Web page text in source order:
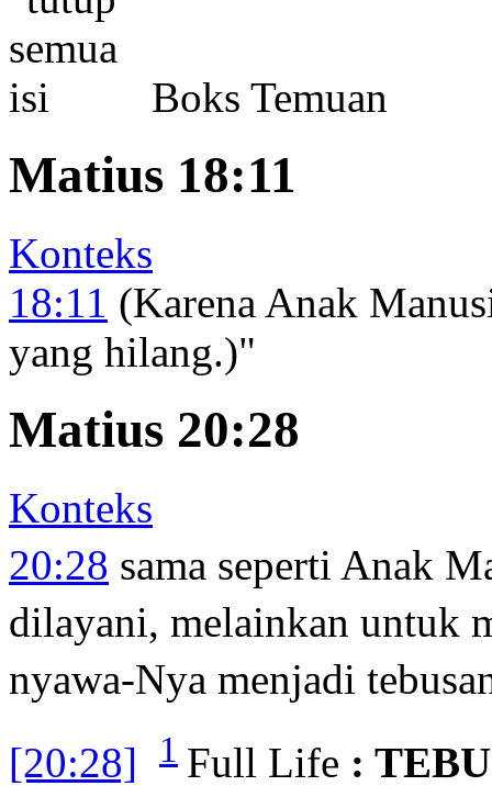
Boks Temuan
Matius 18:11
Konteks
18:11 (Karena Anak
yang hilang.)"
Matius 20:28
Konteks
20:28 sama seperti Anak
dilayani, melainkan untuk
nyawa-Nya menjadi
[20:28]
1 Full Life :